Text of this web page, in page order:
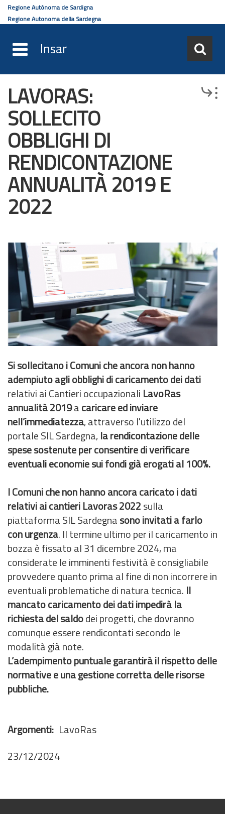
Salta
contenuto
principale
Regione Autònoma de Sardigna
Regione Autonoma della Sardegna
Insar
LAVORAS:
SOLLECITO
OBBLIGHI DI
RENDICONTAZIONE
ANNUALITÀ 2019 E
2022
Browse
Si sollecitano i Comuni che ancora non hanno
adempiuto agli obblighi di caricamento dei dati
relativi ai Cantieri occupazionali LavoRas
annualità 2019acaricare ed inviare
nell’immediatezza, attraverso l'utilizzo del
portale SIL Sardegna,la rendicontazione delle
spese sostenute per consentire di verificare
eventuali economie sui fondi già erogati al 100%.
I Comuni che non hanno ancora caricato i dati
relativi ai cantieri Lavoras 2022sulla
piattaforma SIL Sardegnasono invitati a farlo
con urgenza. Il termine ultimo per il caricamento in
bozza è fissato al 31 dicembre 2024, ma
considerate le imminenti festività è consigliabile
provvedere quanto prima al fine di non incorrere in
eventuali problematiche di natura tecnica. Il
mancato caricamento dei dati impedirà la
richiesta del saldodei progetti, che dovranno
comunque essere rendicontati secondo le
modalità già note.
L’adempimento puntuale garantirà il rispetto delle
normative e una gestione corretta delle risorse
pubbliche.
Argomenti LavoRas
23/12/2024